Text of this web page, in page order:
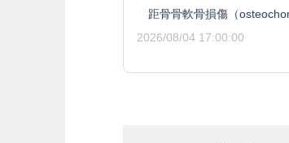
距骨骨軟骨損傷（
2026/08/04 17:00:00